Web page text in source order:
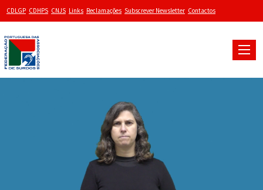
CDLGP CDHPS CNJS Links Reclamações Subscrever Newsletter Contactos
Toggle